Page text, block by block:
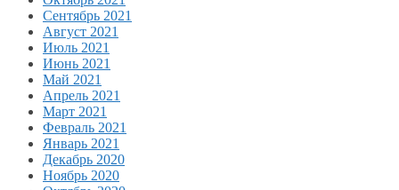
Сентябрь 2021
Август 2021
Июль 2021
Июнь 2021
Май 2021
Апрель 2021
Март 2021
Февраль 2021
Январь 2021
Декабрь 2020
Ноябрь 2020